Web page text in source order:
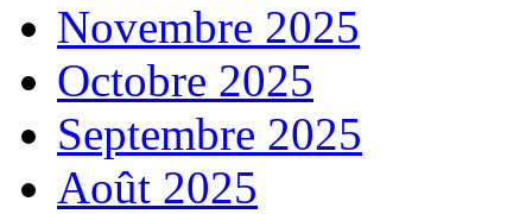
Novembre 2025
Octobre 2025
Septembre 2025
Août 2025